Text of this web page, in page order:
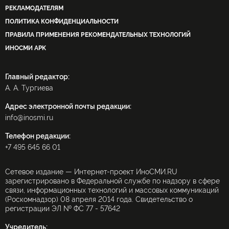
РЕКЛАМОДАТЕЛЯМ
ПОЛИТИКА КОНФИДЕНЦИАЛЬНОСТИ
ПРАВИЛА ПРИМЕНЕНИЯ РЕКОМЕНДАТЕЛЬНЫХ ТЕХНОЛОГИЙ
ИНОСМИ APK
Главный редактор:
А. А. Тургиева
Адрес электронной почты редакции:
info@inosmi.ru
Телефон редакции:
+7 495 645 66 01
Сетевое издание — Интернет-проект ИноСМИ.RU
зарегистрировано в Федеральной службе по надзору в сфере
связи, информационных технологий и массовых коммуникаций
(Роскомнадзор) 08 апреля 2014 года. Свидетельство о
регистрации ЭЛ № ФС 77 - 57642
Учредитель: